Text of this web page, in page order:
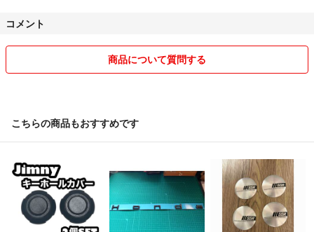
コメント
商品について質問する
こちらの商品もおすすめです